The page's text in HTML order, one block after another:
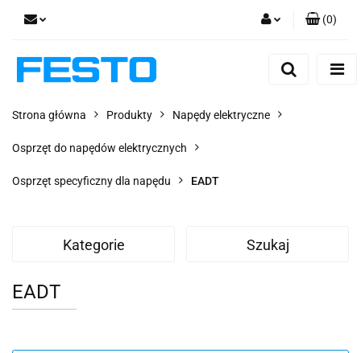
Dodaj zgłoszenie
(0)
Strona główna Produkty Napędy elektryczne
Osprzęt do napędów elektrycznych
Osprzęt specyficzny dla napędu EADT
Kategorie Szukaj
EADT